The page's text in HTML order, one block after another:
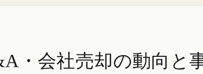
・会社売却の動向と